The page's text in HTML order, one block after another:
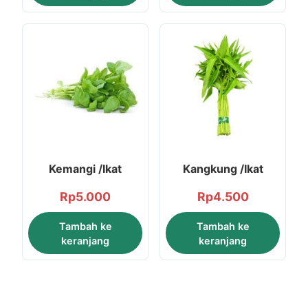
Kemangi /Ikat
Rp5.000
Tambah ke
keranjang
Kangkung /Ikat
Rp4.500
Tambah ke
keranjang